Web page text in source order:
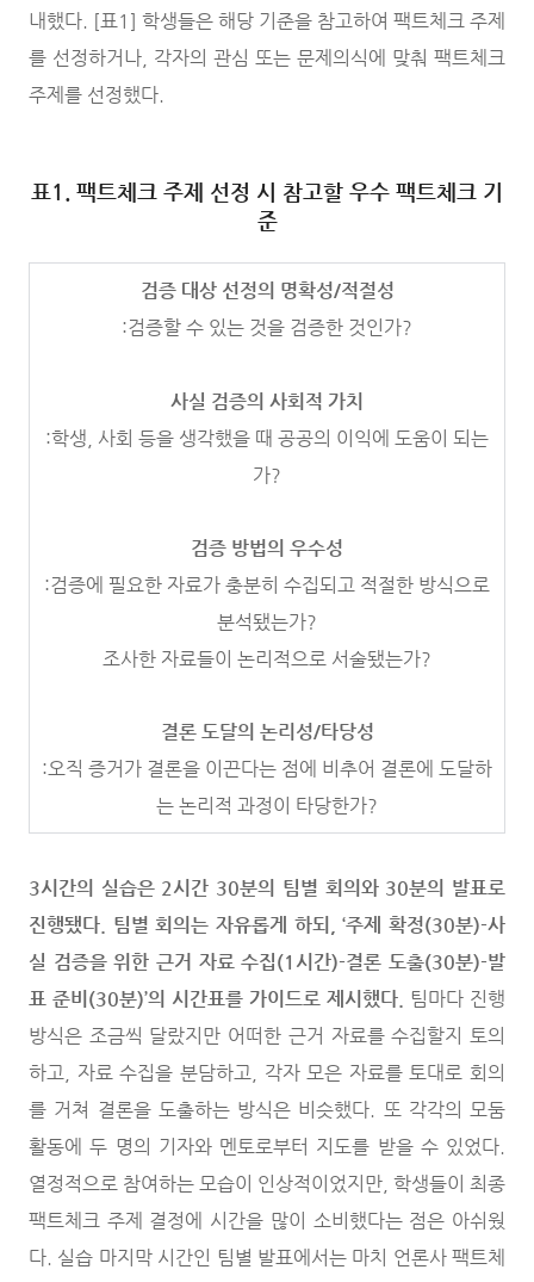
내했다. [표1] 학생들은 해당 기준을 참고하여 팩트체크 주제
를 선정하거나, 각자의 관심 또는 문제의식에 맞춰 팩트체크
주제를 선정했다.
표1. 팩트체크 주제 선정 시 참고할 우수 팩트체크 기
준
검증 대상 선정의 명확성/적절성
:검증할 수 있는 것을 검증한 것인가?
사실 검증의 사회적 가치
:학생, 사회 등을 생각했을 때 공공의 이익에 도움이 되는
가?
검증 방법의 우수성
:검증에 필요한 자료가 충분히 수집되고 적절한 방식으로
분석됐는가?
조사한 자료들이 논리적으로 서술됐는가?
결론 도달의 논리성/타당성
:오직 증거가 결론을 이끈다는 점에 비추어 결론에 도달하
는 논리적 과정이 타당한가?
3시간의 실습은 2시간 30분의 팀별 회의와 30분의 발표로
진행됐다. 팀별 회의는 자유롭게 하되, ‘주제 확정(30분)-사
실 검증을 위한 근거 자료 수집(1시간)-결론 도출(30분)-발
표 준비(30분)’의 시간표를 가이드로 제시했다. 팀마다 진행
방식은 조금씩 달랐지만 어떠한 근거 자료를 수집할지 토의
하고, 자료 수집을 분담하고, 각자 모은 자료를 토대로 회의
를 거쳐 결론을 도출하는 방식은 비슷했다. 또 각각의 모둠
활동에 두 명의 기자와 멘토로부터 지도를 받을 수 있었다.
열정적으로 참여하는 모습이 인상적이었지만, 학생들이 최종
팩트체크 주제 결정에 시간을 많이 소비했다는 점은 아쉬웠
다. 실습 마지막 시간인 팀별 발표에서는 마치 언론사 팩트체